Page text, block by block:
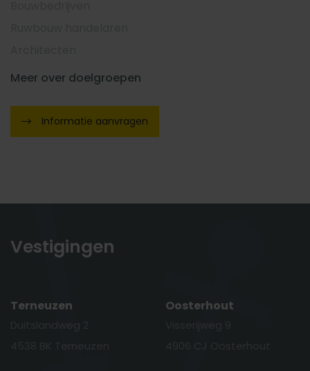
Meer over doelgroepen
Informatie aanvragen
Vestigingen
Terneuzen Oosterhout